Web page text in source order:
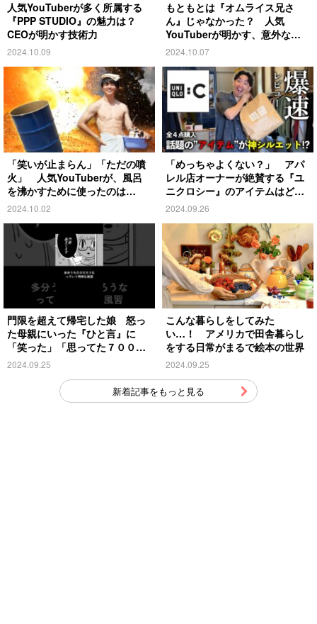
人気YouTuberが多く所属する
『PPP STUDIO』の魅力は？
CEOが明かす技術力
2024.10.09
もともとは『オムライス兄さ
ん』じゃなかった？ 人気
YouTuberが明かす、意外な過
去とは
2024.10.07
「笑いが止まらん」「ただの噴
火」 人気YouTuberが、風呂
を沸かすために使ったのは…
2024.10.02
「めっちゃよくない？」 アパ
レル店オーナーが絶賛する『ユ
ニクロシー』のアイテムはど
れ？
2024.09.26
門限を超えて帰宅した娘 怒っ
た母親にいった『ひと言』に
「笑った」「思ってた７００倍
特殊」
2024.09.25
こんな暮らしをしてみた
い…！ アメリカで田舎暮らし
をする日常がまるで絵本の世界
2024.09.25
新着記事をもっと見る